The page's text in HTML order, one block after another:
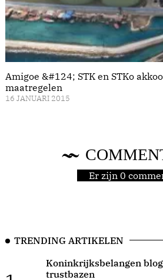
Amigoe &#124; STK en STKo
maatregelen
16 JANUARI 2015
Er zijn 0
TRENDING ARTIKELEN
Koninkrijksbelangen
trustbazen